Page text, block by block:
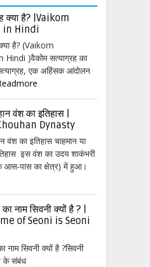
क्या है? |Vaikom
in Hindi
है? (Vaikom
)वैकोम सत्याग्रह का
एक अहिंसक आंदोलन
वंश का इतिहास |
Dynasty
वंश का इतिहास चाहमान या
इस वंश का उदय शाकंभरी
आस-पास का क्षेत्र) में हुआ।
नाम सिवनी क्यों है ? |
of Seoni is Seoni
नाम सिवनी क्यों है ?सिवनी
के संबंध